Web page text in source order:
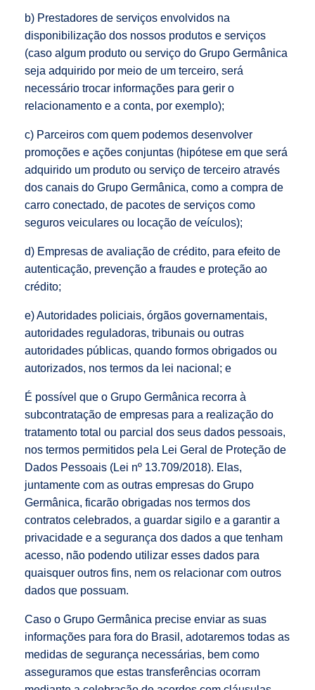
b) Prestadores de serviços envolvidos na
disponibilização dos nossos produtos e serviços
(caso algum produto ou serviço do Grupo Germânica
seja adquirido por meio de um terceiro, será
necessário trocar informações para gerir o
relacionamento e a conta, por exemplo);
c) Parceiros com quem podemos desenvolver
promoções e ações conjuntas (hipótese em que será
adquirido um produto ou serviço de terceiro através
dos canais do Grupo Germânica, como a compra de
carro conectado, de pacotes de serviços como
seguros veiculares ou locação de veículos);
d) Empresas de avaliação de crédito, para efeito de
autenticação, prevenção a fraudes e proteção ao
crédito;
e) Autoridades policiais, órgãos governamentais,
autoridades reguladoras, tribunais ou outras
autoridades públicas, quando formos obrigados ou
autorizados, nos termos da lei nacional; e
É possível que o Grupo Germânica recorra à
subcontratação de empresas para a realização do
tratamento total ou parcial dos seus dados pessoais,
nos termos permitidos pela Lei Geral de Proteção de
Dados Pessoais (Lei nº 13.709/2018). Elas,
juntamente com as outras empresas do Grupo
Germânica, ficarão obrigadas nos termos dos
contratos celebrados, a guardar sigilo e a garantir a
privacidade e a segurança dos dados a que tenham
acesso, não podendo utilizar esses dados para
quaisquer outros fins, nem os relacionar com outros
dados que possuam.
Caso o Grupo Germânica precise enviar as suas
informações para fora do Brasil, adotaremos todas as
medidas de segurança necessárias, bem como
asseguramos que estas transferências ocorram